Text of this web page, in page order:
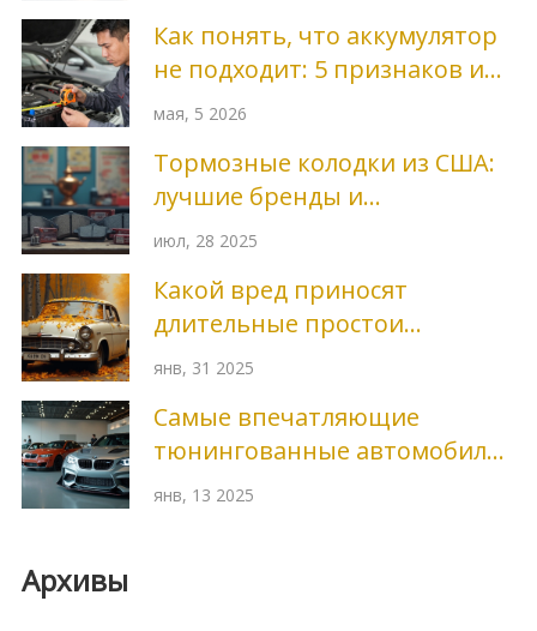
Как понять, что аккумулятор
не подходит: 5 признаков и
правила подбора
мая, 5 2026
Тормозные колодки из США:
лучшие бренды и
особенности
июл, 28 2025
Какой вред приносят
длительные простои
автомобилю: Проще
янв, 31 2025
Самые впечатляющие
тюнингованные автомобили
в мире
янв, 13 2025
Архивы